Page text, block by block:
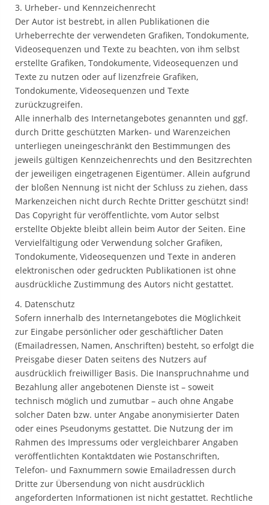
3. Urheber- und Kennzeichenrecht
Der Autor ist bestrebt, in allen Publikationen die
Urheberrechte der verwendeten Grafiken, Tondokumente,
Videosequenzen und Texte zu beachten, von ihm selbst
erstellte Grafiken, Tondokumente, Videosequenzen und
Texte zu nutzen oder auf lizenzfreie Grafiken,
Tondokumente, Videosequenzen und Texte
zurückzugreifen.
Alle innerhalb des Internetangebotes genannten und ggf.
durch Dritte geschützten Marken- und Warenzeichen
unterliegen uneingeschränkt den Bestimmungen des
jeweils gültigen Kennzeichenrechts und den Besitzrechten
der jeweiligen eingetragenen Eigentümer. Allein aufgrund
der bloßen Nennung ist nicht der Schluss zu ziehen, dass
Markenzeichen nicht durch Rechte Dritter geschützt sind!
Das Copyright für veröffentlichte, vom Autor selbst
erstellte Objekte bleibt allein beim Autor der Seiten. Eine
Vervielfältigung oder Verwendung solcher Grafiken,
Tondokumente, Videosequenzen und Texte in anderen
elektronischen oder gedruckten Publikationen ist ohne
ausdrückliche Zustimmung des Autors nicht gestattet.
4. Datenschutz
Sofern innerhalb des Internetangebotes die Möglichkeit
zur Eingabe persönlicher oder geschäftlicher Daten
(Emailadressen, Namen, Anschriften) besteht, so erfolgt die
Preisgabe dieser Daten seitens des Nutzers auf
ausdrücklich freiwilliger Basis. Die Inanspruchnahme und
Bezahlung aller angebotenen Dienste ist – soweit
technisch möglich und zumutbar – auch ohne Angabe
solcher Daten bzw. unter Angabe anonymisierter Daten
oder eines Pseudonyms gestattet. Die Nutzung der im
Rahmen des Impressums oder vergleichbarer Angaben
veröffentlichten Kontaktdaten wie Postanschriften,
Telefon- und Faxnummern sowie Emailadressen durch
Dritte zur Übersendung von nicht ausdrücklich
angeforderten Informationen ist nicht gestattet. Rechtliche